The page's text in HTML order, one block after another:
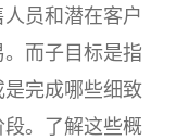
员和潜在客户
而子目标是指
完成哪些细致
。了解这些概